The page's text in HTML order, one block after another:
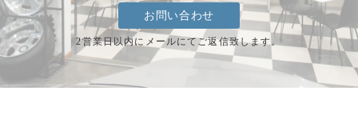
お問い合わせ
2営業日以内にメールにてご返信致します。